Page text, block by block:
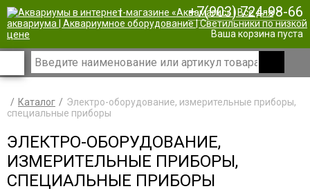
| +7(903) 724-98-66
Ваша корзина пуста
Каталог
Электро-оборудование, измерительные приборы,
специальные приборы
ЭЛЕКТРО-ОБОРУДОВАНИЕ,
ИЗМЕРИТЕЛЬНЫЕ ПРИБОРЫ,
СПЕЦИАЛЬНЫЕ ПРИБОРЫ